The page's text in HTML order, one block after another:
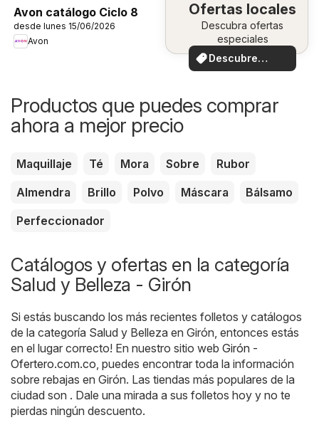
Avon catálogo Ciclo 8
desde lunes 15/06/2026
Avon
Ofertas locales
Descubra ofertas
especiales
Descubre
ofertas
Productos que puedes comprar
ahora a mejor precio
Maquillaje Té Mora Sobre
Rubor
Almendra
Brillo Polvo Máscara
Bálsamo
Perfeccionador
Catálogos y ofertas en la categoría
Salud y Belleza - Girón
Si estás buscando los más recientes folletos y catálogos
de la categoría Salud y Belleza en Girón, entonces estás
en el lugar correcto! En nuestro sitio web Girón -
Ofertero.com.co , puedes encontrar toda la información
sobre rebajas en Girón. Las tiendas más populares de la
ciudad son . Dale una mirada a sus folletos hoy y no te
pierdas ningún descuento.